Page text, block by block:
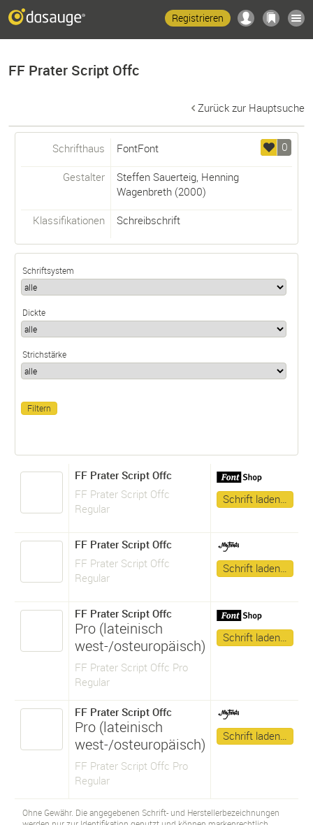
Registrieren
FF Prater Script Offc
Zurück zur Hauptsuche
0
Schrifthaus FontFont
Gestalter Steffen Sauerteig, Henning
Wagenbreth(2000)
Klassifikationen Schreibschrift
Schriftsystem
Dickte
Strichstärke
FF Prater Script Offc
FF Prater Script Offc
Regular
Schrift laden…
FF Prater Script Offc
FF Prater Script Offc
Regular
Schrift laden…
FF Prater Script Offc
Pro (lateinisch
west-/osteuropäisch)
FF Prater Script Offc Pro
Regular
Schrift laden…
FF Prater Script Offc
Pro (lateinisch
west-/osteuropäisch)
FF Prater Script Offc Pro
Regular
Schrift laden…
Ohne Gewähr. Die angegebenen Schrift- und Herstellerbezeichnungen